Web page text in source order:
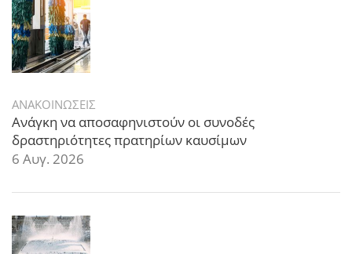
ΑΝΑΚΟΙΝΩΣΕΙΣ
Ανάγκη να αποσαφηνιστούν οι συνοδές
δραστηριότητες πρατηρίων καυσίμων
6 Αυγ. 2026